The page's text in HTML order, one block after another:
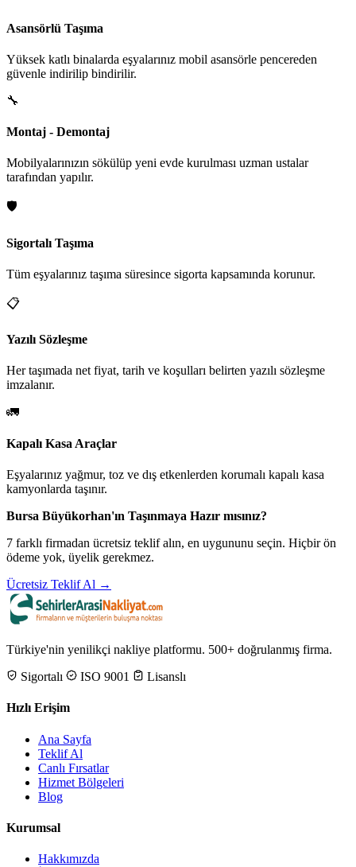
Asansörlü Taşıma
Yüksek katlı binalarda eşyalarınız mobil asansörle pencereden
güvenle indirilip bindirilir.
🔧
Montaj - Demontaj
Mobilyalarınızın sökülüp yeni evde kurulması uzman ustalar
tarafından yapılır.
🛡️
Sigortalı Taşıma
Tüm eşyalarınız taşıma süresince sigorta kapsamında korunur.
📋
Yazılı Sözleşme
Her taşımada net fiyat, tarih ve koşulları belirten yazılı sözleşme
imzalanır.
🚛
Kapalı Kasa Araçlar
Eşyalarınız yağmur, toz ve dış etkenlerden korumalı kapalı kasa
kamyonlarda taşınır.
Bursa Büyükorhan'ın Taşınmaya Hazır mısınız?
7 farklı firmadan ücretsiz teklif alın, en uygununu seçin. Hiçbir ön
ödeme yok, üyelik gerekmez.
Ücretsiz Teklif Al →
Türkiye'nin yenilikçi nakliye platformu. 500+ doğrulanmış firma.
Sigortalı
ISO 9001 Lisanslı
Hızlı Erişim
Ana Sayfa
Teklif Al
Canlı Fırsatlar
Hizmet Bölgeleri
Blog
Kurumsal
Hakkımızda